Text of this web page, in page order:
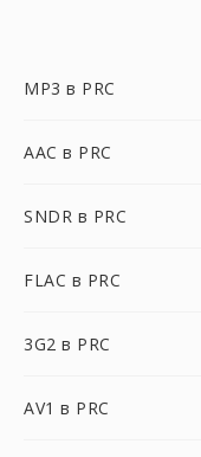
MP3 в PRC
AAC в PRC
SNDR в PRC
FLAC в PRC
3G2 в PRC
AV1 в PRC